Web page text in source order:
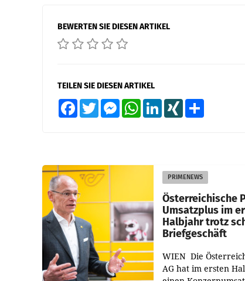
BEWERTEN SIE DIESEN ARTIKEL
TEILEN SIE DIESEN ARTIKEL
FacebookTwitter MessengerWhatsAppLinkedInXING
PRIMENEWS
Österreichische
Umsatzplus im
Halbjahr trotz
Briefgeschäft
WIEN Die
AG hat im ersten